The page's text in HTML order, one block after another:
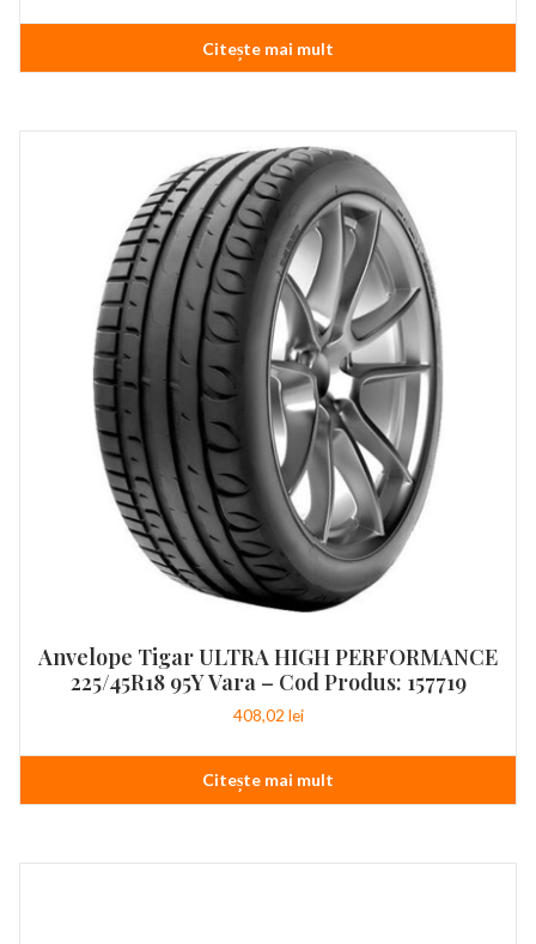
Citește mai mult
Anvelope Tigar ULTRA HIGH PERFORMANCE
225/45R18 95Y Vara – Cod Produs: 157719
408,02 lei
Citește mai mult